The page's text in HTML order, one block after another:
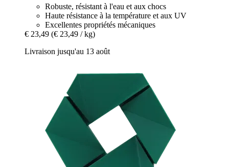
Robuste, résistant à l'eau et aux chocs
Haute résistance à la température et aux UV
Excellentes propriétés mécaniques
€ 23,49 (€ 23,49 / kg)
Livraison jusqu'au 13 août